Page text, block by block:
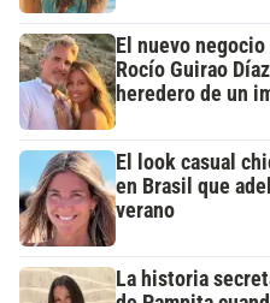
El nuevo
Rocío Guirao
heredero de un
El look casual
en Brasil que
verano
La historia